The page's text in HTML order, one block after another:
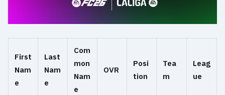
First
Nam
e
Last
Nam
e
Com
mon
Nam
e
OVR
Posi
tion
Tea
m
Leag
ue